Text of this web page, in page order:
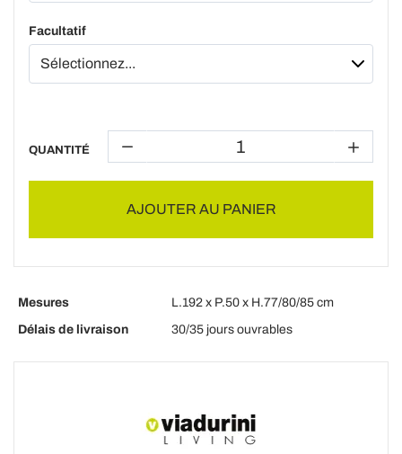
Facultatif
QUANTITÉ
AJOUTER AU PANIER
Mesures
L.192 x P.50 x H.77/80/85 cm
Délais de livraison
30/35 jours ouvrables